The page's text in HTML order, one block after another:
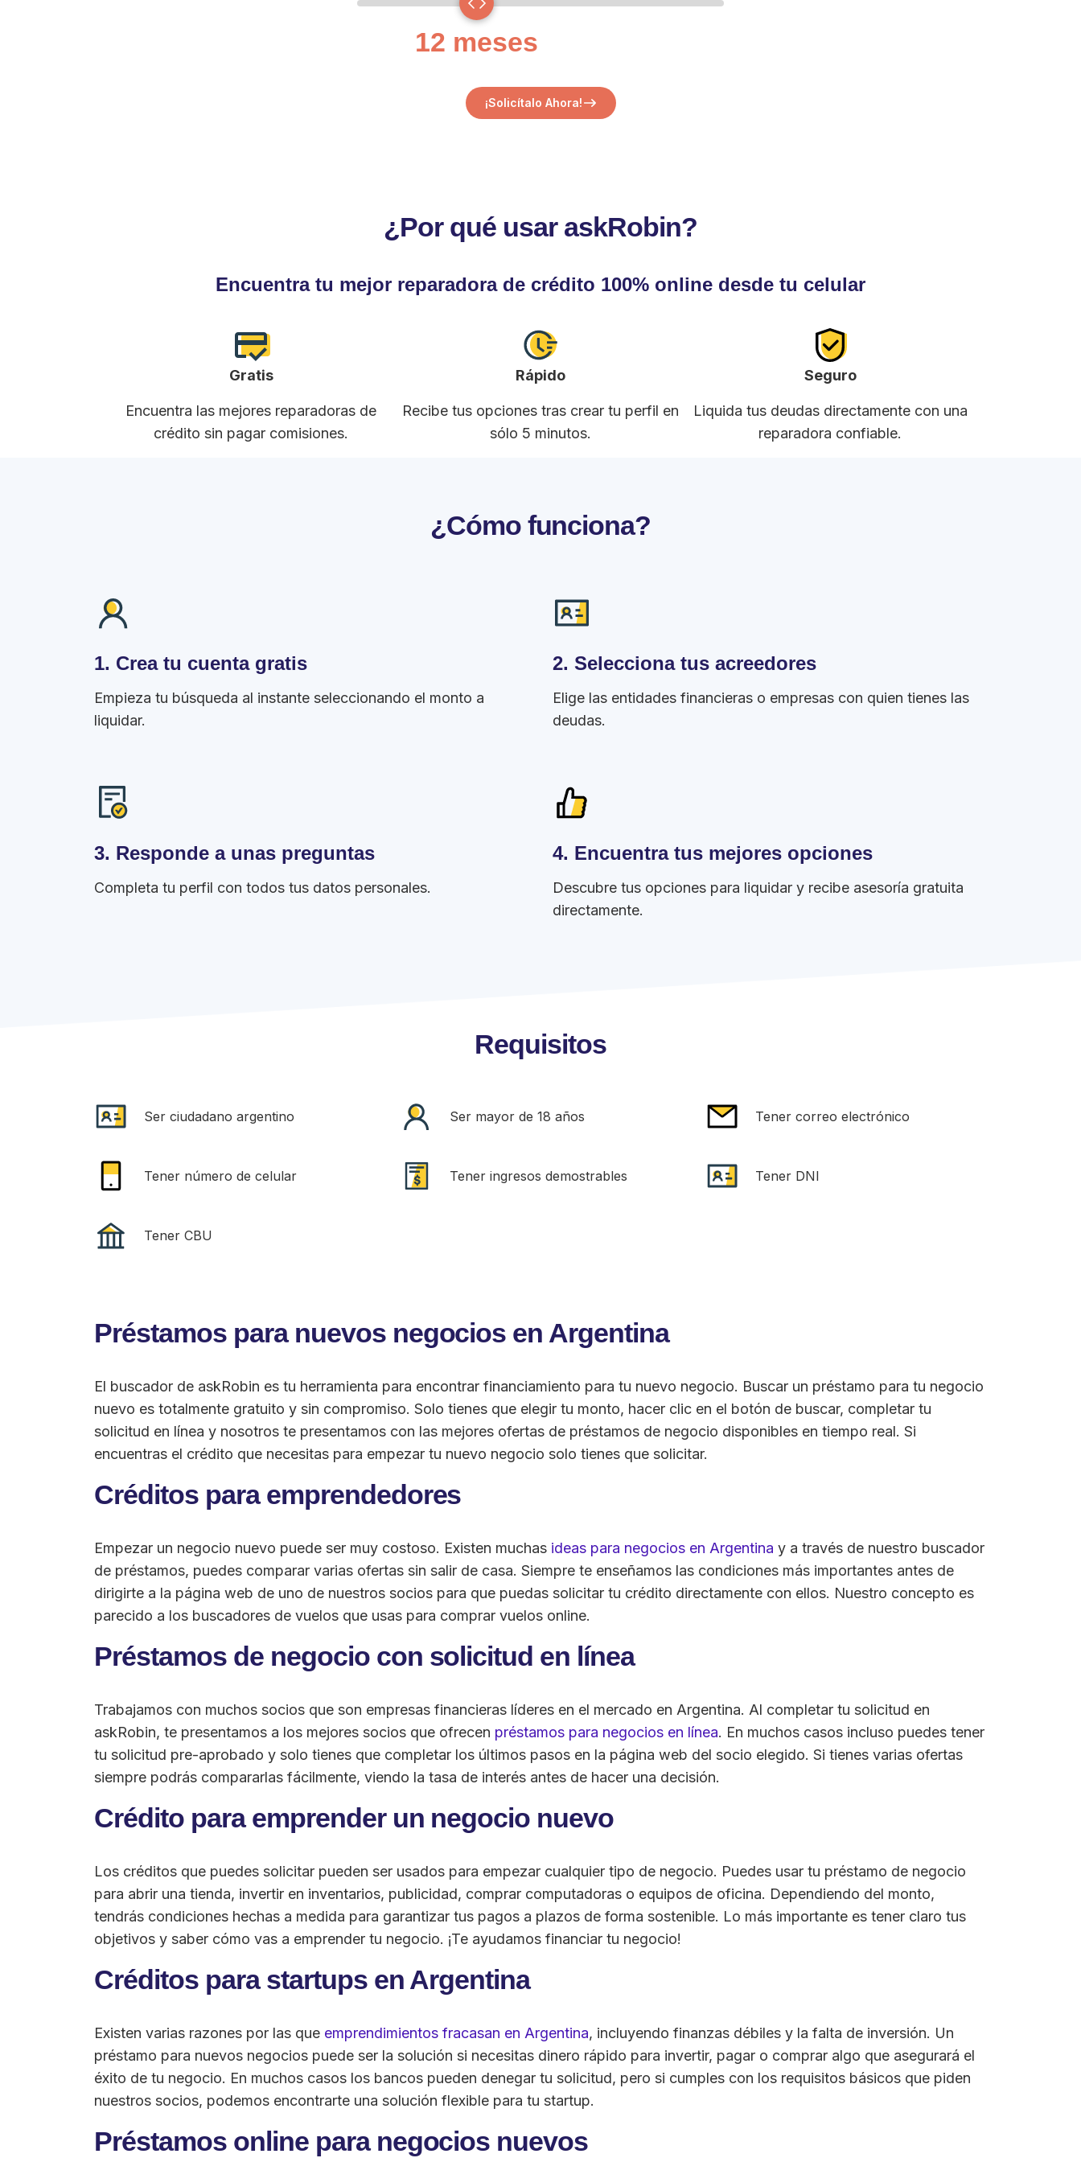
12 meses
¡Solicítalo Ahora!
¿Por qué usar askRobin?
Encuentra tu mejor reparadora de crédito 100% online desde tu celular
Gratis
Encuentra las mejores reparadoras de
crédito sin pagar comisiones.
Rápido
Recibe tus opciones tras crear tu perfil en
sólo 5 minutos.
Seguro
Liquida tus deudas directamente con una
reparadora confiable.
¿Cómo funciona?
1. Crea tu cuenta gratis
Empieza tu búsqueda al instante seleccionando el monto a
liquidar.
2. Selecciona tus acreedores
Elige las entidades financieras o empresas con quien tienes las
deudas.
3. Responde a unas preguntas
Completa tu perfil con todos tus datos personales.
4. Encuentra tus mejores opciones
Descubre tus opciones para liquidar y recibe asesoría gratuita
directamente.
Requisitos
Ser ciudadano argentino Ser mayor de 18 años Tener correo electrónico
Tener número de celular Tener ingresos demostrables Tener DNI
Tener CBU
Préstamos para nuevos negocios en Argentina
El buscador de askRobin es tu herramienta para encontrar financiamiento para tu nuevo negocio. Buscar un préstamo para tu negocio
nuevo es totalmente gratuito y sin compromiso. Solo tienes que elegir tu monto, hacer clic en el botón de buscar, completar tu
solicitud en línea y nosotros te presentamos con las mejores ofertas de préstamos de negocio disponibles en tiempo real. Si
encuentras el crédito que necesitas para empezar tu nuevo negocio solo tienes que solicitar.
Créditos para emprendedores
Empezar un negocio nuevo puede ser muy costoso. Existen muchas ideas para negocios en Argentina y a través de nuestro buscador
de préstamos, puedes comparar varias ofertas sin salir de casa. Siempre te enseñamos las condiciones más importantes antes de
dirigirte a la página web de uno de nuestros socios para que puedas solicitar tu crédito directamente con ellos. Nuestro concepto es
parecido a los buscadores de vuelos que usas para comprar vuelos online.
Préstamos de negocio con solicitud en línea
Trabajamos con muchos socios que son empresas financieras líderes en el mercado en Argentina. Al completar tu solicitud en
askRobin, te presentamos a los mejores socios que ofrecen préstamos para negocios en línea. En muchos casos incluso puedes tener
tu solicitud pre-aprobado y solo tienes que completar los últimos pasos en la página web del socio elegido. Si tienes varias ofertas
siempre podrás compararlas fácilmente, viendo la tasa de interés antes de hacer una decisión.
Crédito para emprender un negocio nuevo
Los créditos que puedes solicitar pueden ser usados para empezar cualquier tipo de negocio. Puedes usar tu préstamo de negocio
para abrir una tienda, invertir en inventarios, publicidad, comprar computadoras o equipos de oficina. Dependiendo del monto,
tendrás condiciones hechas a medida para garantizar tus pagos a plazos de forma sostenible. Lo más importante es tener claro tus
objetivos y saber cómo vas a emprender tu negocio. ¡Te ayudamos financiar tu negocio!
Créditos para startups en Argentina
Existen varias razones por las que emprendimientos fracasan en Argentina, incluyendo finanzas débiles y la falta de inversión. Un
préstamo para nuevos negocios puede ser la solución si necesitas dinero rápido para invertir, pagar o comprar algo que asegurará el
éxito de tu negocio. En muchos casos los bancos pueden denegar tu solicitud, pero si cumples con los requisitos básicos que piden
nuestros socios, podemos encontrarte una solución flexible para tu startup.
Préstamos online para negocios nuevos